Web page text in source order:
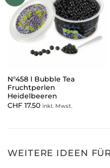
N°458 I Bubble Tea
Fruchtperlen
Heidelbeeren
CHF17.50 inkl. Mwst.
WEITERE IDEEN